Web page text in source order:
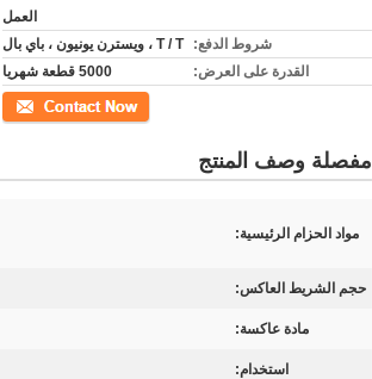
العمل
شروط الدفع:
T / T ، ويسترن يونيون ، باي بال
القدرة على العرض:
5000 قطعة شهريا
اتصل
مفصلة وصف المنتج
مواد الحزام الرئيسية:
حجم الشريط العاكس:
مادة عاكسة:
استخدام: